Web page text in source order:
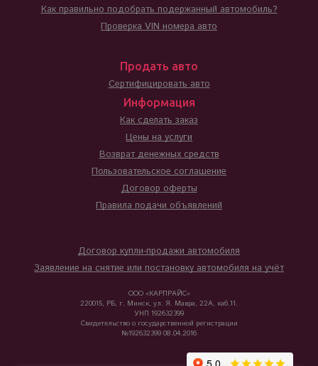
Как правильно подобрать подержанный автомобиль?
Проверка VIN номера авто
Продать авто
Сертифицировать авто
Информация
Как сделать заказ
Цены на услуги
Возврат денежных средств
Пользовательское соглашение
Договор оферты
Правила подачи объявлений
Договор купли-продажи автомобиля
Заявление на снятие или постановку автомобиля на учёт
ООО «КАРПРАЙС»
220015, РБ, г. Минск, ул. Я. Мавра, 22А, каб.11.
УНП 192632399
Свидетельство о государственной регистрации
№192632399 08.04.2016